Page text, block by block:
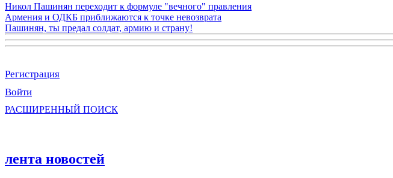
Никол Пашинян переходит к формуле "вечного" правления
Армения и ОДКБ приближаются к точке невозврата
Пашинян, ты предал солдат, армию и страну!
Регистрация
Войти
РАСШИРЕННЫЙ ПОИСК
лента новостей